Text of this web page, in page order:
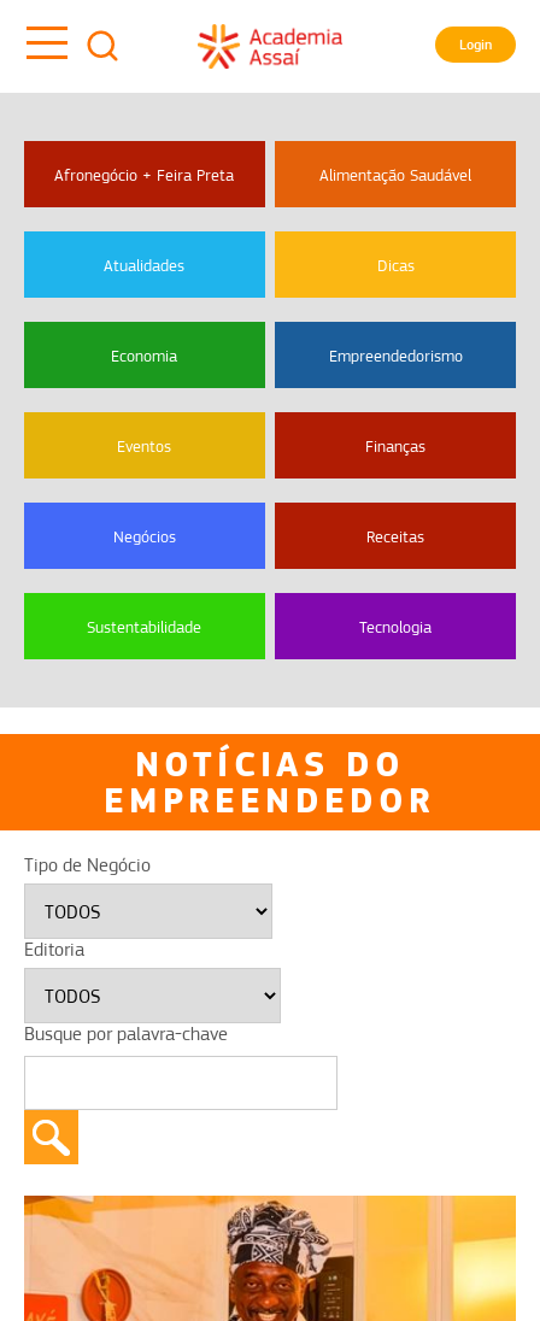
Login
Afronegócio + Feira Preta Alimentação Saudável
Atualidades Dicas
Economia Empreendedorismo
Eventos Finanças
Negócios Receitas
Sustentabilidade Tecnologia
NOTÍCIAS DO
EMPREENDEDOR
Tipo de Negócio
Editoria
Busque por palavra-chave